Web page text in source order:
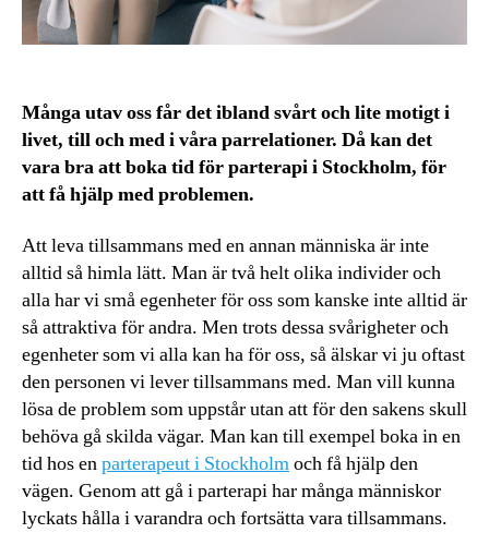
Många utav oss får det ibland svårt och lite motigt i
livet, till och med i våra parrelationer. Då kan det
vara bra att boka tid för parterapi i Stockholm, för
att få hjälp med problemen.
Att leva tillsammans med en annan människa är inte
alltid så himla lätt. Man är två helt olika individer och
alla har vi små egenheter för oss som kanske inte alltid är
så attraktiva för andra. Men trots dessa svårigheter och
egenheter som vi alla kan ha för oss, så älskar vi ju oftast
den personen vi lever tillsammans med. Man vill kunna
lösa de problem som uppstår utan att för den sakens skull
behöva gå skilda vägar. Man kan till exempel boka in en
tid hos enparterapeut i Stockholmoch få hjälp den
vägen. Genom att gå i parterapi har många människor
lyckats hålla i varandra och fortsätta vara tillsammans.